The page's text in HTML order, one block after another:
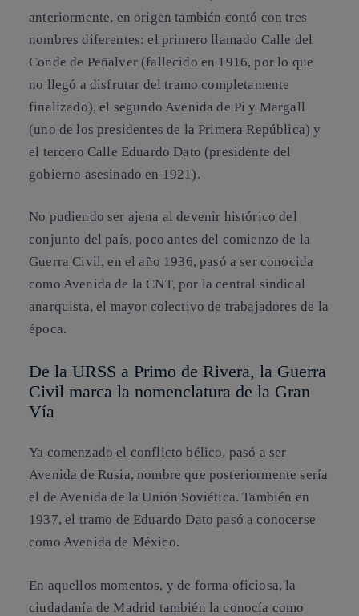
anteriormente, en origen también contó con tres
nombres diferentes: el primero llamado Calle del
Conde de Peñalver (fallecido en 1916, por lo que
no llegó a disfrutar del tramo completamente
finalizado), el segundo Avenida de Pi y Margall
(uno de los presidentes de la Primera República) y
el tercero Calle Eduardo Dato (presidente del
gobierno asesinado en 1921).
No pudiendo ser ajena al devenir histórico del
conjunto del país, poco antes del comienzo de la
Guerra Civil, en el año 1936, pasó a ser conocida
como Avenida de la CNT, por la central sindical
anarquista, el mayor colectivo de trabajadores de la
época.
De la URSS a Primo de Rivera, la Guerra
Civil marca la nomenclatura de la Gran
Vía
Ya comenzado el conflicto bélico, pasó a ser
Avenida de Rusia, nombre que posteriormente sería
el de Avenida de la Unión Soviética. También en
1937, el tramo de Eduardo Dato pasó a conocerse
como Avenida de México.
En aquellos momentos, y de forma oficiosa, la
ciudadanía de Madrid también la conocía como